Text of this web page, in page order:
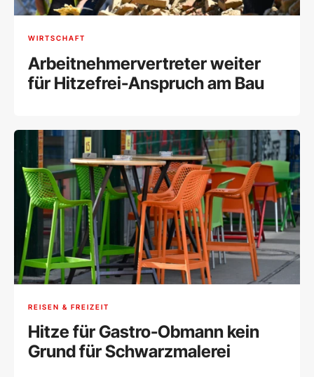
WIRTSCHAFT
Arbeitnehmervertreter weiter
für Hitzefrei-Anspruch am Bau
REISEN & FREIZEIT
Hitze für Gastro-Obmann kein
Grund für Schwarzmalerei